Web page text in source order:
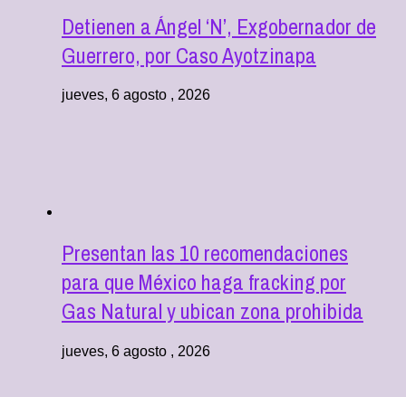
Detienen a Ángel ‘N’, Exgobernador de
Guerrero, por Caso Ayotzinapa
jueves, 6 agosto , 2026
Presentan las 10 recomendaciones
para que México haga fracking por
Gas Natural y ubican zona prohibida
jueves, 6 agosto , 2026